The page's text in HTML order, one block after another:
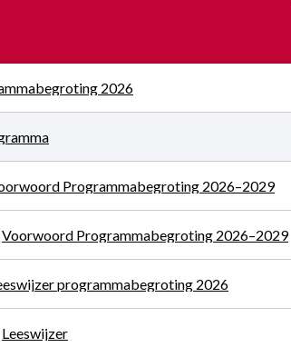
2026
Programmabegroting 2026–2029
Voorwoord Programmabegroting 2026–2029
programmabegroting 2026
Leeswijzer